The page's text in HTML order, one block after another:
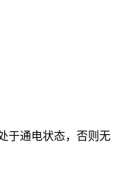
于通电状态，否则无